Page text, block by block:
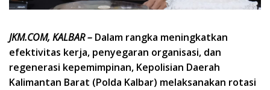
JKM.COM, KALBAR – Dalam rangka meningkatkan
efektivitas kerja, penyegaran organisasi, dan
regenerasi kepemimpinan, Kepolisian Daerah
Kalimantan Barat (Polda Kalbar) melaksanakan rotasi